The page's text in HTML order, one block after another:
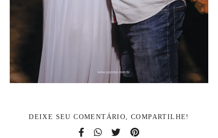
DEIXE SEU COMENTÁRIO, COMPARTILHE!